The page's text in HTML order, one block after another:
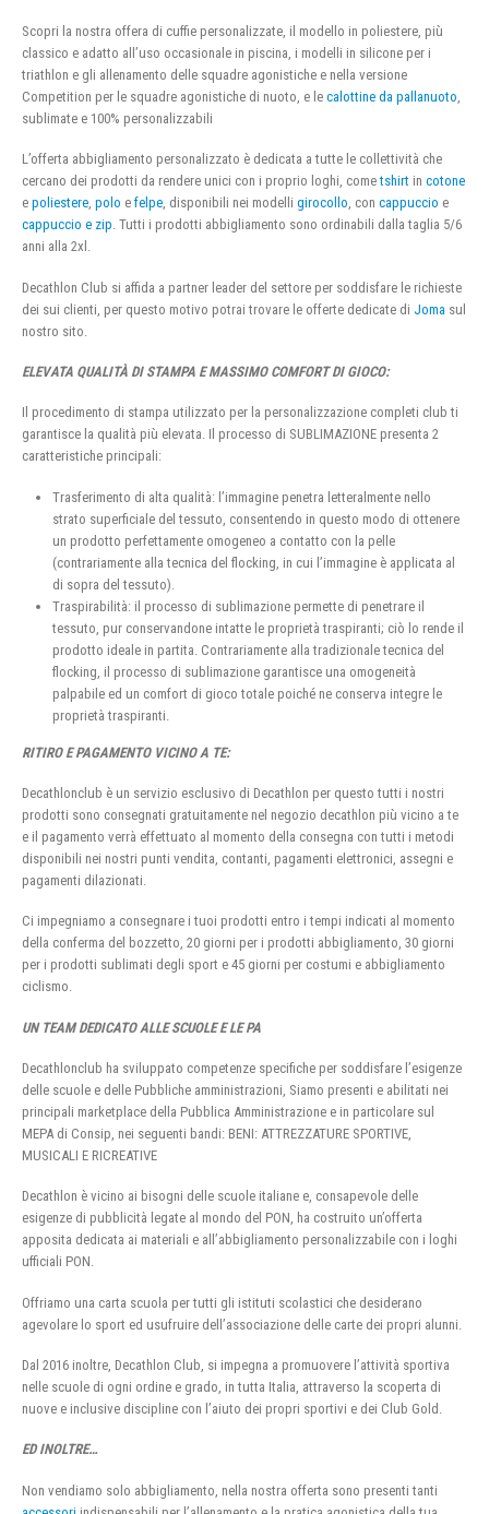
Scopri la nostra offera di cuffie personalizzate, il modello in poliestere, più
classico e adatto all’uso occasionale in piscina, i modelli in silicone per i
triathlon e gli allenamento delle squadre agonistiche e nella versione
Competition per le squadre agonistiche di nuoto, e le calottine da pallanuoto,
sublimate e 100% personalizzabili
L’offerta abbigliamento personalizzato è dedicata a tutte le collettività che
cercano dei prodotti da rendere unici con i proprio loghi, cometshirt in cotone
e poliestere, polo e felpe, disponibili nei modelli girocollo, con cappuccio e
cappuccio e zip. Tutti i prodotti abbigliamento sono ordinabili dalla taglia 5/6
anni alla 2xl.
Decathlon Club si affida a partner leader del settore per soddisfare le richieste
dei sui clienti, per questo motivo potrai trovare le offerte dedicate di Joma sul
nostro sito.
ELEVATA QUALITÀ DI STAMPA E MASSIMO COMFORT DI GIOCO:
Il procedimento di stampa utilizzato per la personalizzazione completi club ti
garantisce la qualità più elevata. Il processo di SUBLIMAZIONE presenta 2
caratteristiche principali:
Trasferimento di alta qualità: l’immagine penetra letteralmente nello
strato superficiale del tessuto, consentendo in questo modo di ottenere
un prodotto perfettamente omogeneo a contatto con la pelle
(contrariamente alla tecnica del flocking, in cui l’immagine è applicata al
di sopra del tessuto).
Traspirabilità: il processo di sublimazione permette di penetrare il
tessuto, pur conservandone intatte le proprietà traspiranti; ciò lo rende il
prodotto ideale in partita. Contrariamente alla tradizionale tecnica del
flocking, il processo di sublimazione garantisce una omogeneità
palpabile ed un comfort di gioco totale poiché ne conserva integre le
proprietà traspiranti.
RITIRO E PAGAMENTO VICINO A TE:
Decathlonclub è un servizio esclusivo di Decathlon per questo tutti i nostri
prodotti sono consegnati gratuitamente nel negozio decathlon più vicino a te
e il pagamento verrà effettuato al momento della consegna con tutti i metodi
disponibili nei nostri punti vendita, contanti, pagamenti elettronici, assegni e
pagamenti dilazionati.
Ci impegniamo a consegnare i tuoi prodotti entro i tempi indicati al momento
della conferma del bozzetto, 20 giorni per i prodotti abbigliamento, 30 giorni
per i prodotti sublimati degli sport e 45 giorni per costumi e abbigliamento
ciclismo.
UN TEAM DEDICATO ALLE SCUOLE E LE PA
Decathlonclub ha sviluppato competenze specifiche per soddisfare l’esigenze
delle scuole e delle Pubbliche amministrazioni, Siamo presenti e abilitati nei
principali marketplace della Pubblica Amministrazione e in particolare sul
MEPA di Consip, nei seguenti bandi: BENI: ATTREZZATURE SPORTIVE,
MUSICALI E RICREATIVE
Decathlon è vicino ai bisogni delle scuole italiane e, consapevole delle
esigenze di pubblicità legate al mondo del PON, ha costruito un’offerta
apposita dedicata ai materiali e all’abbigliamento personalizzabile con i loghi
ufficiali PON.
Offriamo una carta scuola per tutti gli istituti scolastici che desiderano
agevolare lo sport ed usufruire dell’associazione delle carte dei propri alunni.
Dal 2016 inoltre, Decathlon Club, si impegna a promuovere l’attività sportiva
nelle scuole di ogni ordine e grado, in tutta Italia, attraverso la scoperta di
nuove e inclusive discipline con l’aiuto dei propri sportivi e dei Club Gold.
ED INOLTRE…
Non vendiamo solo abbigliamento, nella nostra offerta sono presenti tanti